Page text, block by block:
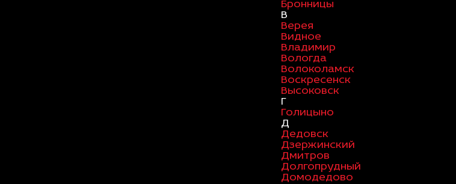
Бронницы
В
Верея
Видное
Владимир
Вологда
Волоколамск
Воскресенск
Высоковск
Г
Голицыно
Д
Дедовск
Дзержинский
Дмитров
Долгопрудный
Домодедово